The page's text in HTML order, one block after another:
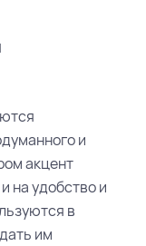
и
акцент
на удобство и
в
им